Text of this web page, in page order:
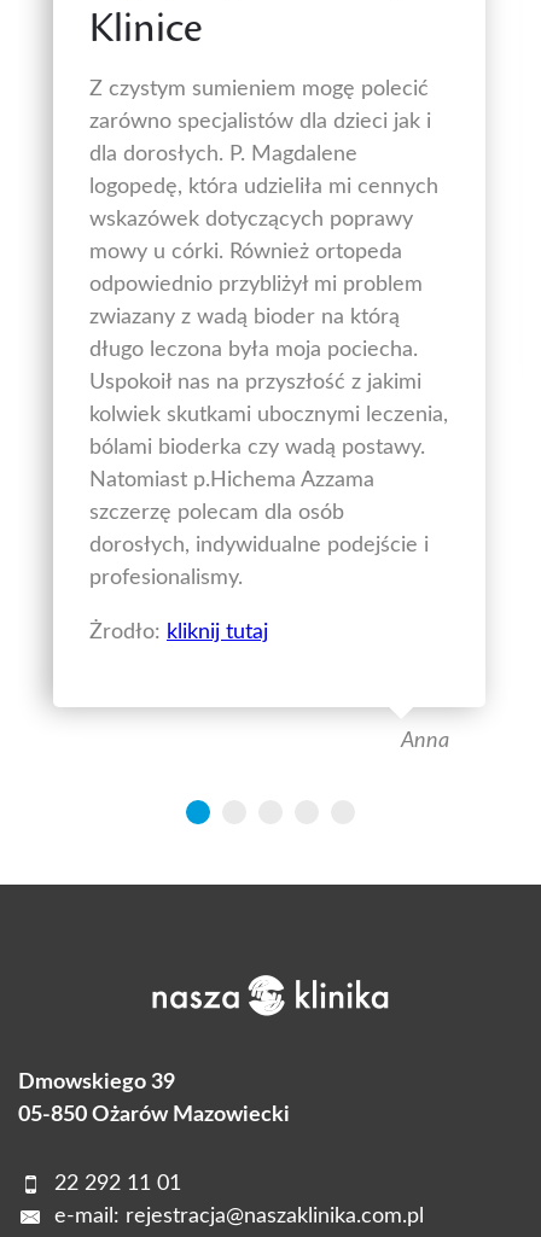
Klinice
Z czystym sumieniem mogę polecić
zarówno specjalistów dla dzieci jak i
dla dorosłych. P. Magdalene
logopedę, która udzieliła mi cennych
wskazówek dotyczących poprawy
mowy u córki. Również ortopeda
odpowiednio przybliżył mi problem
zwiazany z wadą bioder na którą
długo leczona była moja pociecha.
Uspokoił nas na przyszłość z jakimi
kolwiek skutkami ubocznymi leczenia,
bólami bioderka czy wadą postawy.
Natomiast p.Hichema Azzama
szczerzę polecam dla osób
dorosłych, indywidualne podejście i
profesionalismy.
Żrodło: kliknij tutaj
Anna
Dmowskiego 39
05-850 Ożarów Mazowiecki
22 292 11 01
e-mail: rejestracja@naszaklinika.com.pl